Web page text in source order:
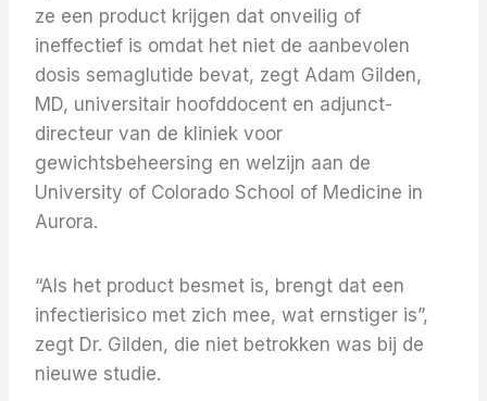
ze een product krijgen dat onveilig of
ineffectief is omdat het niet de aanbevolen
dosis semaglutide bevat, zegt Adam Gilden,
MD, universitair hoofddocent en adjunct-
directeur van de kliniek voor
gewichtsbeheersing en welzijn aan de
University of Colorado School of Medicine in
Aurora.
“Als het product besmet is, brengt dat een
infectierisico met zich mee, wat ernstiger is”,
zegt Dr. Gilden, die niet betrokken was bij de
nieuwe studie.